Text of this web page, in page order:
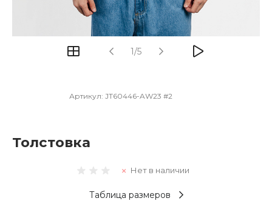
1/5
Артикул: JT60446-AW23 #2
Толстовка
Нет в наличии
Таблица размеров